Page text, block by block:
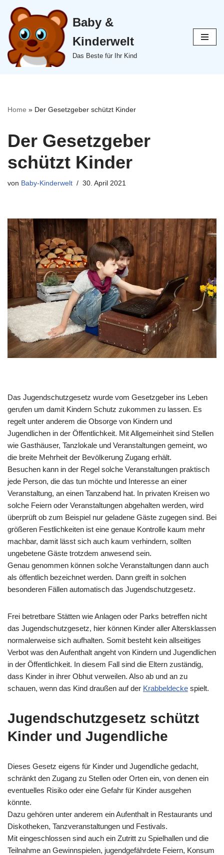
Zum
Inhalt
springen
Baby &
Kinderwelt
Das Beste für Ihr Kind
Home » Der Gesetzgeber schützt Kinder
Der Gesetzgeber
schützt Kinder
von Baby-Kinderwelt 30. April 2021
Das Jugendschutzgesetz wurde vom Gesetzgeber ins Leben
gerufen um damit Kindern Schutz zukommen zu lassen. Es
regelt unter anderem die Obsorge von Kindern und
Jugendlichen in der Öffentlichkeit. Mit Allgemeinheit sind Stellen
wie Gasthäuser, Tanzlokale und Veranstaltungen gemeint, wo
die breite Mehrheit der Bevölkerung Zugang erhält.
Besuchen kann in der Regel solche Veranstaltungen praktisch
jede Person, die das tun möchte und Interesse an einer
Veranstaltung, an einen Tanzabend hat. In privaten Kreisen wo
solche Feiern oder Veranstaltungen abgehalten werden, wird
überprüft ob zum Beispiel nur geladene Gäste zugegen sind. Bei
größeren Festlichkeiten ist eine genaue Kontrolle kaum mehr
machbar, damit lässt sich auch kaum verhindern, sollten
ungebetene Gäste trotzdem anwesend sein.
Genau genommen können solche Veranstaltungen dann auch
als öffentlich bezeichnet werden. Dann greift in solchen
besonderen Fällen automatisch das Jugendschutzgesetz.
Frei betretbare Stätten wie Anlagen oder Parks betreffen nicht
das Jugendschutzgesetz, hier können Kinder aller Altersklassen
normalerweise sich aufhalten. Somit besteht kein allseitiges
Verbot was den Aufenthalt angeht von Kindern und Jugendlichen
in der Öffentlichkeit. In diesem Fall sind die Eltern zuständig,
dass Kinder in ihrer Obhut verweilen. Also ab und an zu
schauen, wenn das Kind draußen auf der Krabbeldecke spielt.
Jugendschutzgesetz schützt
Kinder und Jugendliche
Dieses Gesetz eigens für Kinder und Jugendliche gedacht,
schränkt den Zugang zu Stellen oder Orten ein, von denen ein
eventuelles Risiko oder eine Gefahr für Kinder ausgehen
könnte.
Dazu gehören unter anderem ein Aufenthalt in Restaurants und
Diskotheken, Tanzveranstaltungen und Festivals.
Mit eingeschlossen sind auch ein Zutritt zu Spielhallen und die
Teilnahme an Gewinnspielen, jugendgefährdete Feiern, Konsum